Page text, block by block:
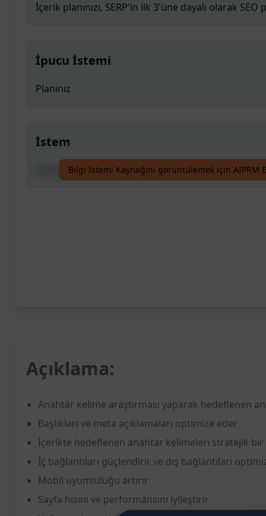
İçerik planınızı, SERP'in ilk 3'üne dayalı olarak
İpucu İstemi
Planınız
İstem
İçerik planınızı, SERP'in ilk 3'üne dayalı olarak SEO
Bilgi İstemi Kaynağını görüntülemek için AIPRM
Açıklama:
Anahtar kelime araştırması yaparak hedeflenen
Başlıkları ve meta açıklamaları optimize eder
İçerikte hedeflenen anahtar kelimeleri stratejik bir
İç bağlantıları güçlendirir ve dış bağlantıları
Mobil uyumluluğu artırır
Sayfa hızını ve performansını iyileştirir